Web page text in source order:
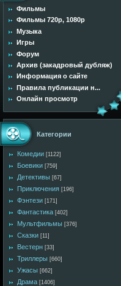
Фильмы
Фильмы 720p, 1080p
Музыка
Игры
Форум
Архив (закадровый дубляж)
Информация о сайте
Правила публикации н...
Онлайн просмотр
Категории
Комедии [1122]
Боевики [759]
Детективы [67]
Приключения [196]
Фэнтези [171]
Фантастика [402]
Мультфильмы [376]
Сказки [11]
Вестерн [33]
Триллеры [660]
Ужасы [662]
Драма [1406]